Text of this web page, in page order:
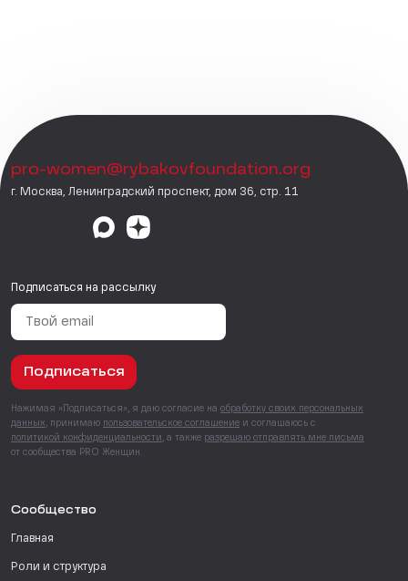
pro-women@rybakovfoundation.org
г. Москва, Ленинградский проспект, дом 36, стр. 11
Подписаться на рассылку
Подписаться
Нажимая «Подписаться», я даю согласие на обработку своих персональных
данных , принимаю пользовательское соглашение и соглашаюсь с
политикой конфиденциальности , а также разрешаю отправлять мне письма
от сообщества PRO Женщин.
Сообщество
Главная
Роли и структура